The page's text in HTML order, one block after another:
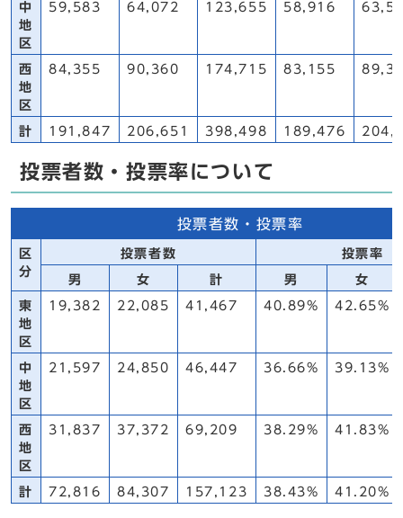
中
地
区
59,583 64,072 123,655 58,916
西
地
区
84,355 90,360 174,715 83,155
計 191,847 206,651 398,498 189,476
投票者数・投票率について
投票者数・投票率
区
分
投票者数 投票率
男 女 計 男 女
東
地
区
19,382 22,085 41,467 40.89% 42.65%
中
地
区
21,597 24,850 46,447 36.66% 39.13%
西
地
区
31,837 37,372 69,209 38.29% 41.83%
計 72,816 84,307 157,123 38.43% 41.20%